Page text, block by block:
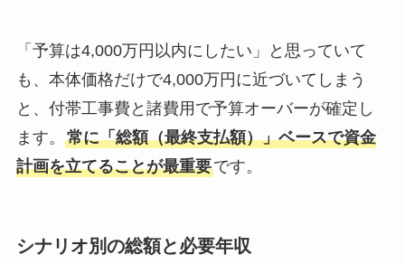
「予算は4,000万円以内にしたい」と思っていて
も、本体価格だけで4,000万円に近づいてしまう
と、付帯工事費と諸費用で予算オーバーが確定し
ます。 常に「総額（最終支払額）」ベースで資金
計画を立てることが最重要です。
シナリオ別の総額と必要年収